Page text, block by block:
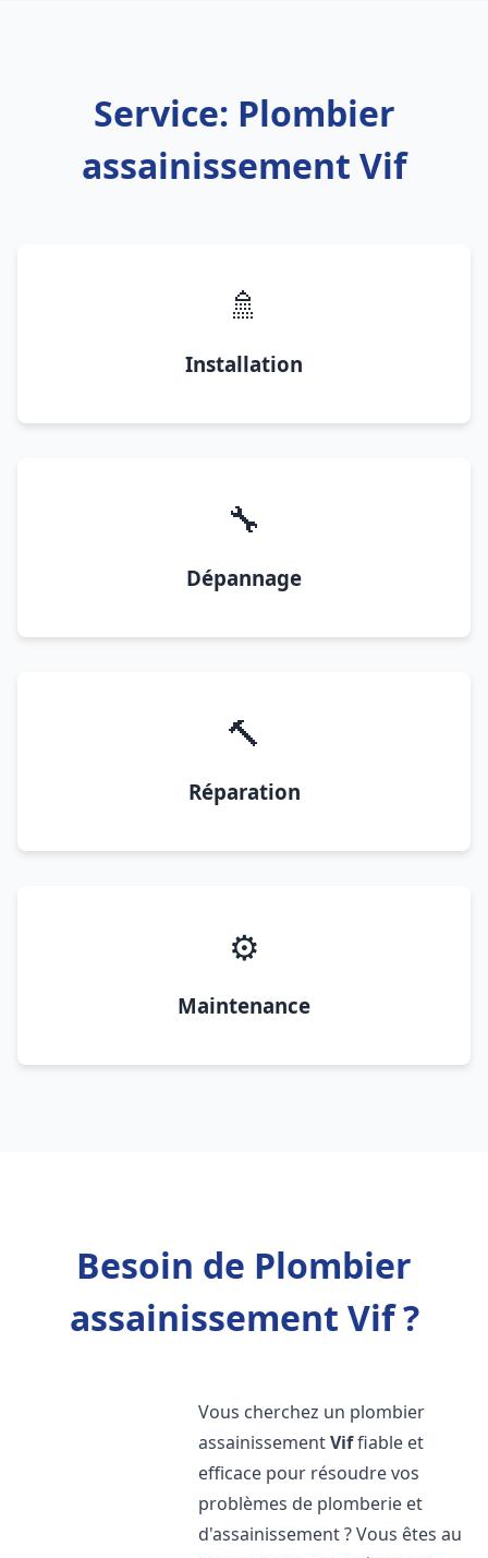
Service: Plombier
assainissement Vif
🚿
Installation
🔧
Dépannage
🔨
Réparation
⚙️
Maintenance
Besoin de Plombier
assainissement Vif ?
Vous cherchez un plombier
assainissementViffiable et
efficace pour résoudre vos
problèmes de plomberie et
d'assainissement ? Vous êtes au